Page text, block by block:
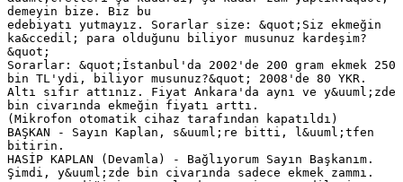
demeyin bize. Biz bu
edebiyatı yutmayız. Sorarlar size: &quot;Siz ekmeğin
ka&ccedil; para olduğunu biliyor musunuz kardeşim?
&quot;
Sorarlar: &quot;İstanbul'da 2002'de 200 gram ekmek 250
bin TL'ydi, biliyor musunuz?&quot; 2008'de 80 YKR.
Altı sıfır attınız. Fiyat Ankara'da aynı ve y&uuml;zde
bin civarında ekmeğin fiyatı arttı.
(Mikrofon otomatik cihaz tarafından kapatıldı)
BAŞKAN - Sayın Kaplan, s&uuml;re bitti, l&uuml;tfen
bitirin.
HASİP KAPLAN (Devamla) - Bağlıyorum Sayın Başkanım.
Şimdi, y&uuml;zde bin civarında sadece ekmek zammı.